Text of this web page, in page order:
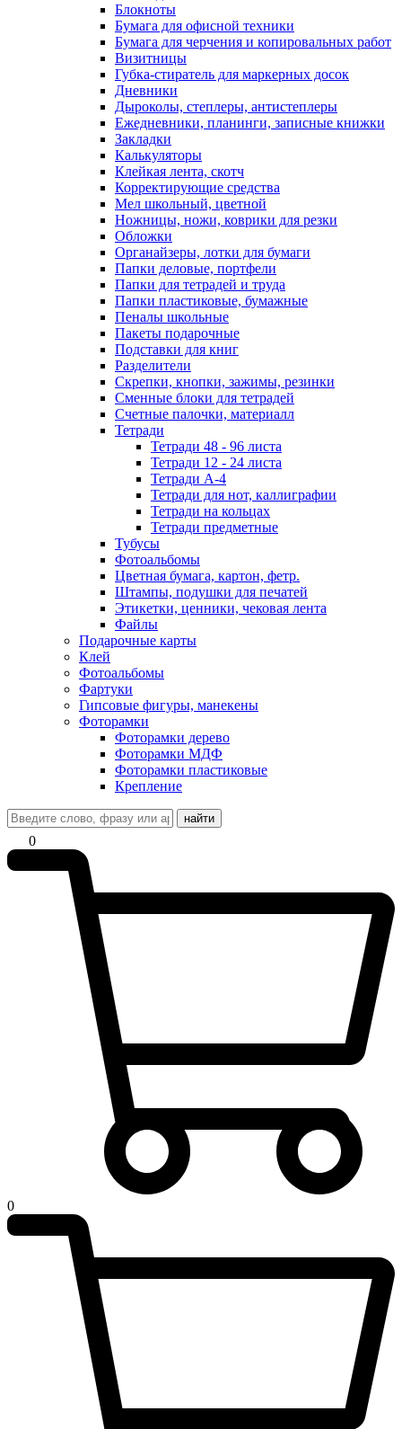
Блокноты
Бумага для офисной техники
Бумага для черчения и копировальных работ
Визитницы
Губка-стиратель для маркерных досок
Дневники
Дыроколы, степлеры, антистеплеры
Ежедневники, планинги, записные книжки
Закладки
Калькуляторы
Клейкая лента, скотч
Корректирующие средства
Мел школьный, цветной
Ножницы, ножи, коврики для резки
Обложки
Органайзеры, лотки для бумаги
Папки деловые, портфели
Папки для тетрадей и труда
Папки пластиковые, бумажные
Пеналы школьные
Пакеты подарочные
Подставки для книг
Разделители
Скрепки, кнопки, зажимы, резинки
Сменные блоки для тетрадей
Счетные палочки, материалл
Тетради
Тетради 48 - 96 листа
Тетради 12 - 24 листа
Тетради А-4
Тетради для нот, каллиграфии
Тетради на кольцах
Тетради предметные
Тубусы
Фотоальбомы
Цветная бумага, картон, фетр.
Штампы, подушки для печатей
Этикетки, ценники, чековая лента
Файлы
Подарочные карты
Клей
Фотоальбомы
Фартуки
Гипсовые фигуры, манекены
Фоторамки
Фоторамки дерево
Фоторамки МДФ
Фоторамки пластиковые
Крепление
найти
0
0